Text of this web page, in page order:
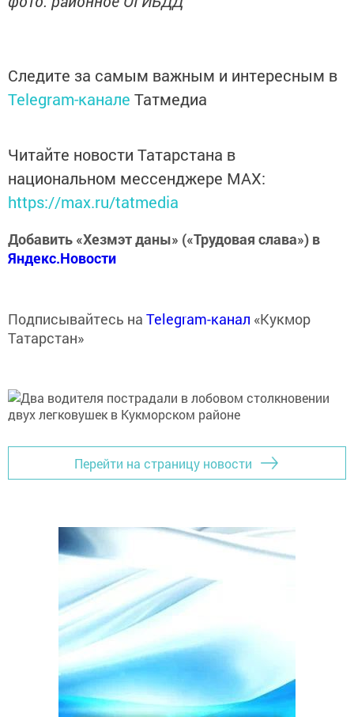
Следите за самым важным и интересным в
Telegram-канале Татмедиа
Читайте новости Татарстана в
национальном мессенджере MАХ:
https://max.ru/tatmedia
Добавить «Хезмэт даны» («Трудовая слава») в
Яндекс.Новости
Подписывайтесь на Telegram-канал «Кукмор
Татарстан»
Перейти на страницу новости